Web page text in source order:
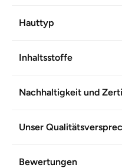
Hauttyp
Inhaltsstoffe
Nachhaltigkeit und
Unser
Bewertungen